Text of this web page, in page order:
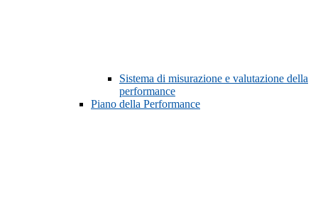
Sistema di misurazione e valutazione della
performance
Piano della Performance